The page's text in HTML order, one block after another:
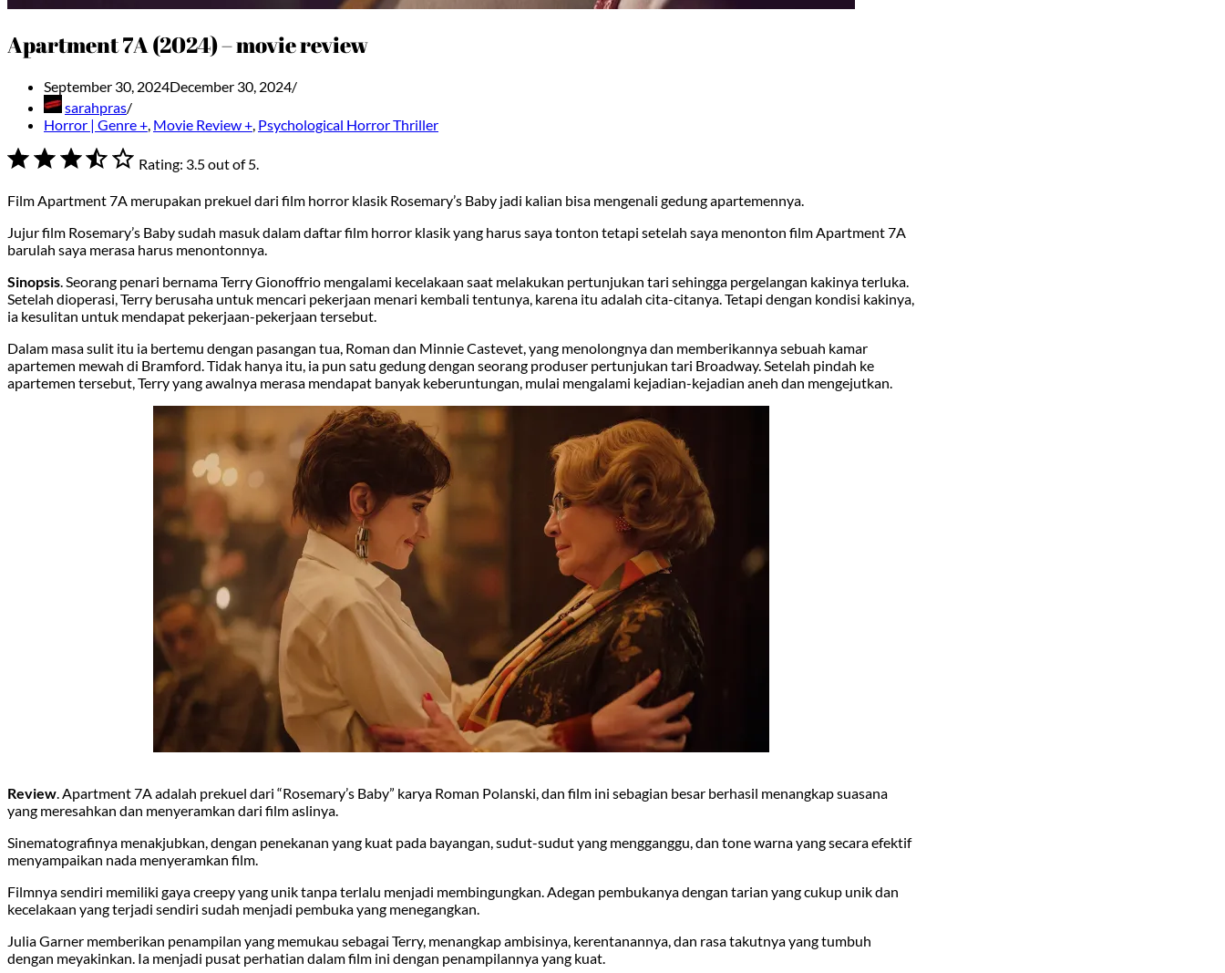
Apartment 7A (2024) – movie review
September 30, 2024December 30, 2024
sarahpras
Horror | Genre +, Movie Review +, Psychological Horror Thriller
⭐
⭐
Rating: 3.5 out of 5.
Film Apartment 7A merupakan prekuel dari film horror klasik Rosemary’s Baby jadi kalian bisa mengenali gedung apartemennya.
Jujur film Rosemary’s Baby sudah masuk dalam daftar film horror klasik yang harus saya tonton tetapi setelah saya menonton film Apartment 7A
barulah saya merasa harus menontonnya.
Sinopsis. Seorang penari bernama Terry Gionoffrio mengalami kecelakaan saat melakukan pertunjukan tari sehingga pergelangan kakinya terluka.
Setelah dioperasi, Terry berusaha untuk mencari pekerjaan menari kembali tentunya, karena itu adalah cita-citanya. Tetapi dengan kondisi kakinya,
ia kesulitan untuk mendapat pekerjaan-pekerjaan tersebut.
Dalam masa sulit itu ia bertemu dengan pasangan tua, Roman dan Minnie Castevet, yang menolongnya dan memberikannya sebuah kamar
apartemen mewah di Bramford. Tidak hanya itu, ia pun satu gedung dengan seorang produser pertunjukan tari Broadway. Setelah pindah ke
apartemen tersebut, Terry yang awalnya merasa mendapat banyak keberuntungan, mulai mengalami kejadian-kejadian aneh dan mengejutkan.
Review. Apartment 7A adalah prekuel dari “Rosemary’s Baby” karya Roman Polanski, dan film ini sebagian besar berhasil menangkap suasana
yang meresahkan dan menyeramkan dari film aslinya.
Sinematografinya menakjubkan, dengan penekanan yang kuat pada bayangan, sudut-sudut yang mengganggu, dan tone warna yang secara efektif
menyampaikan nada menyeramkan film.
Filmnya sendiri memiliki gaya creepy yang unik tanpa terlalu menjadi membingungkan. Adegan pembukanya dengan tarian yang cukup unik dan
kecelakaan yang terjadi sendiri sudah menjadi pembuka yang menegangkan.
Julia Garner memberikan penampilan yang memukau sebagai Terry, menangkap ambisinya, kerentanannya, dan rasa takutnya yang tumbuh
dengan meyakinkan. Ia menjadi pusat perhatian dalam film ini dengan penampilannya yang kuat.